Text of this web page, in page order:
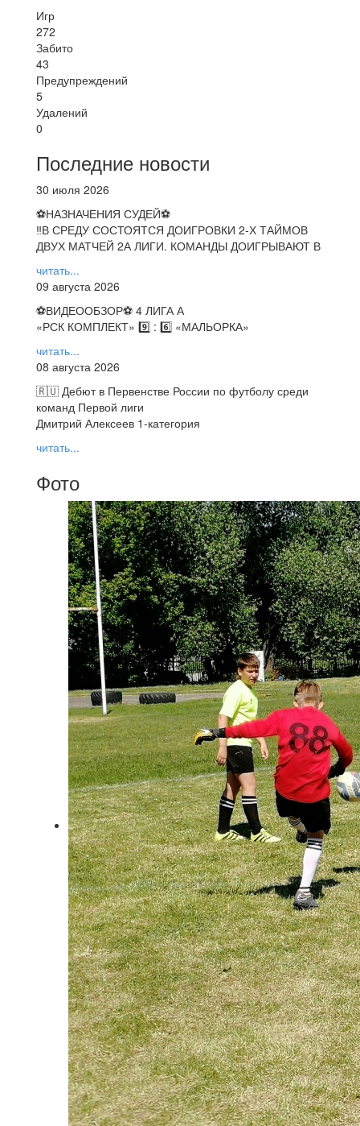
Игр
272
Забито
43
Предупреждений
5
Удалений
0
Последние новости
30 июля 2026
⚽НАЗНАЧЕНИЯ СУДЕЙ⚽
‼В СРЕДУ СОСТОЯТСЯ ДОИГРОВКИ 2-Х ТАЙМОВ
ДВУХ МАТЧЕЙ 2А ЛИГИ. КОМАНДЫ ДОИГРЫВАЮТ В
читать...
09 августа 2026
⚽️ВИДЕООБЗОР⚽️ 4 ЛИГА А
«РСК КОМПЛЕКТ» 9️⃣ : 6️⃣ «МАЛЬОРКА»
читать...
08 августа 2026
🇷🇺 Дебют в Первенстве России по футболу среди
команд Первой лиги
Дмитрий Алексеев 1-категория
читать...
Фото